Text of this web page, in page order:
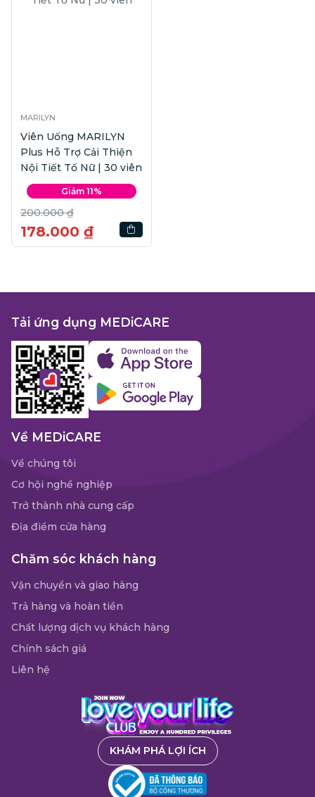
MARILYN
Viên Uống MARILYN
Plus Hỗ Trợ Cải Thiện
Nội Tiết Tố Nữ | 30 viên
Giảm 11%
200.000 ₫
178.000 ₫
Tải ứng dụng MEDiCARE
Về MEDiCARE
Về chúng tôi
Cơ hội nghề nghiệp
Trở thành nhà cung cấp
Địa điểm cửa hàng
Chăm sóc khách hàng
Vận chuyển và giao hàng
Trả hàng và hoàn tiền
Chất lượng dịch vụ khách hàng
Chính sách giá
Liên hệ
KHÁM PHÁ LỢI ÍCH